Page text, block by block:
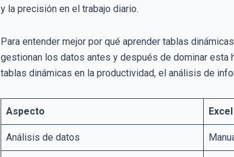
y la precisión en el trabajo diario.
Para entender mejor por qué aprender tablas
gestionan los datos antes y después de dominar esta
tablas dinámicas en la productividad, el análisis de
Aspecto
Análisis de datos